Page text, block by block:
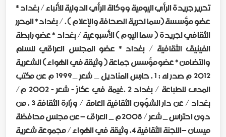
تحرير جريدة الرأي اليومية ووكالة الرأي الدولية للأنباء / بغداد *
عضو مؤسسة (سما لحرية الصحافة والإعلام ) . / بغداد * المحرر
الثقافي لجريدة ( سما اليوم ) الأسبوعية / بغداد * عضو رابطة
الفينيق الثقافية / بغداد * عضو المجلس العراقي للسلم
والتضامن * عضو مؤسس جماعة ( وثيقة في الهواء ) الشعرية
2012 م صدر له : 1 . حارس المناديل _ شعر _1999 م عن مكتب
المدى للطباعة / بغداد 2 .غيمة في عكاز - شعر - 2002 م/
بغداد / عن دار الشؤون الثقافية العامة / وزارة الثقافة 3 . من
دون احتراس _ شعر / 2008م _ العراق – عن مجلس محافظة
ميسان –اللجنة الثقافية 4. وثيقة في الهواء / مجموعة شعرية